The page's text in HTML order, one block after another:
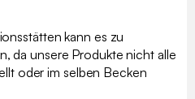
kann es zu
da unsere Produkte nicht alle
oder im selben Becken